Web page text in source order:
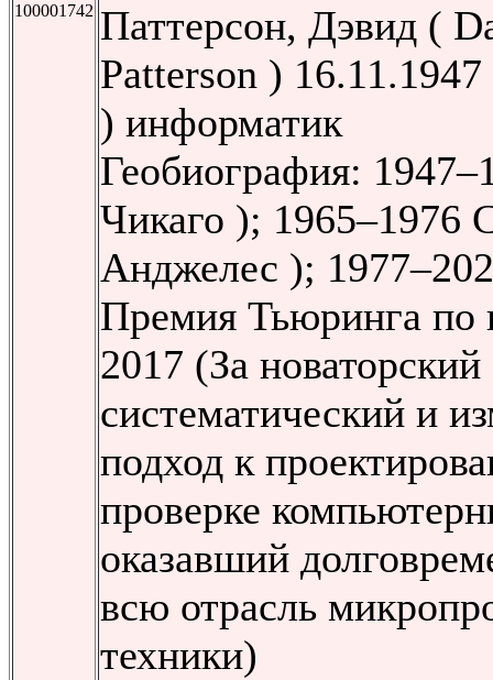
100001742 Паттерсон, Дэвид (
Patterson )
) информатик
Геобиография:
Чикаго );
Анджелес );
Премия Тьюринга по
2017 (За новаторский
систематический и
подход к
проверке
оказавший
всю отрасль
техники)